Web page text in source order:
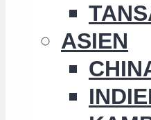
ASIEN